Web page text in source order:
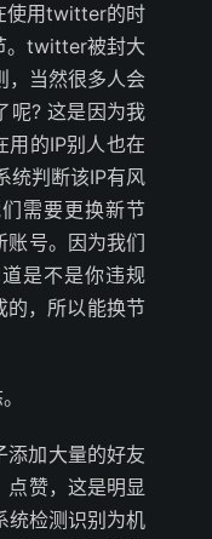
使用twitter的时
。twitter被封大
，当然很多人会
呢? 这是因为我
用的IP别人也在
统判断该IP有风
需要更换新节
账号。因为我们
是不是你违规
的，所以能换节
添加大量的好友
点赞，这是明显
统检测识别为机